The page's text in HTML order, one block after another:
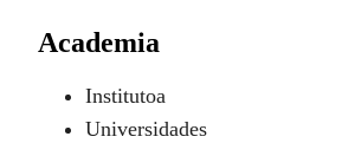
Academia
Institutoa
Universidades